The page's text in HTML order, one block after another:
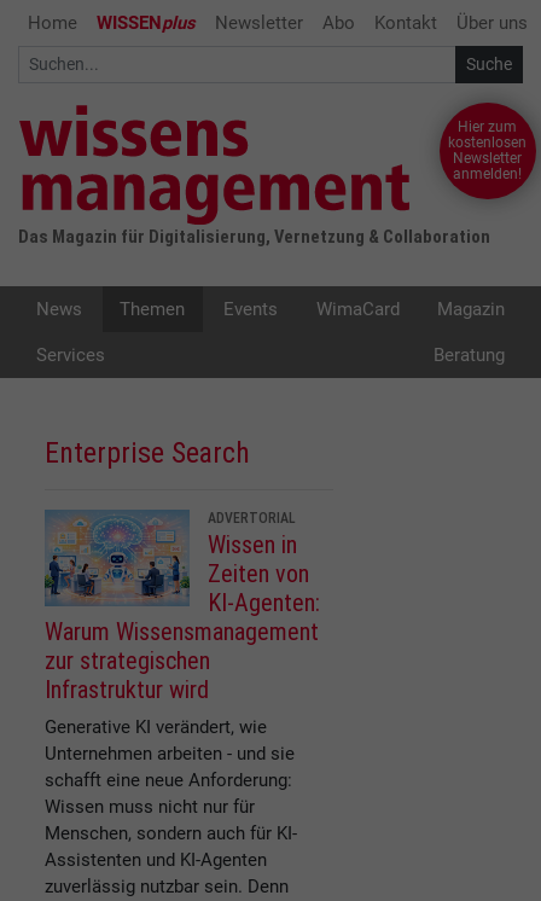
Home WISSENplus Newsletter Abo Kontakt Über uns
Das Magazin für Digitalisierung, Vernetzung & Collaboration
Hier zum
kostenlosen
Newsletter
anmelden!
News Themen Events WimaCard Magazin
Services Beratung
Enterprise Search
ADVERTORIAL
Wissen in
Zeiten von
KI-Agenten:
Warum Wissensmanagement
zur strategischen
Infrastruktur wird
Generative KI verändert, wie
Unternehmen arbeiten - und sie
schafft eine neue Anforderung:
Wissen muss nicht nur für
Menschen, sondern auch für KI-
Assistenten und KI-Agenten
zuverlässig nutzbar sein. Denn